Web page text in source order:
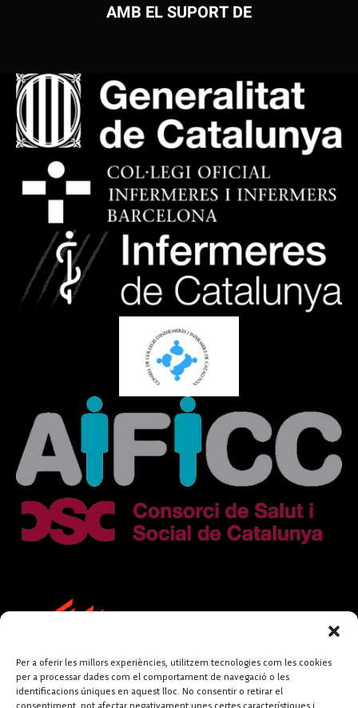
Per a oferir les millors experiències, utilitzem tecnologies com les cookies
per a processar dades com el comportament de navegació o les
identificacions úniques en aquest lloc. No consentir o retirar el
consentiment, pot afectar negativament unes certes característiques i
AMB EL SUPORT DE